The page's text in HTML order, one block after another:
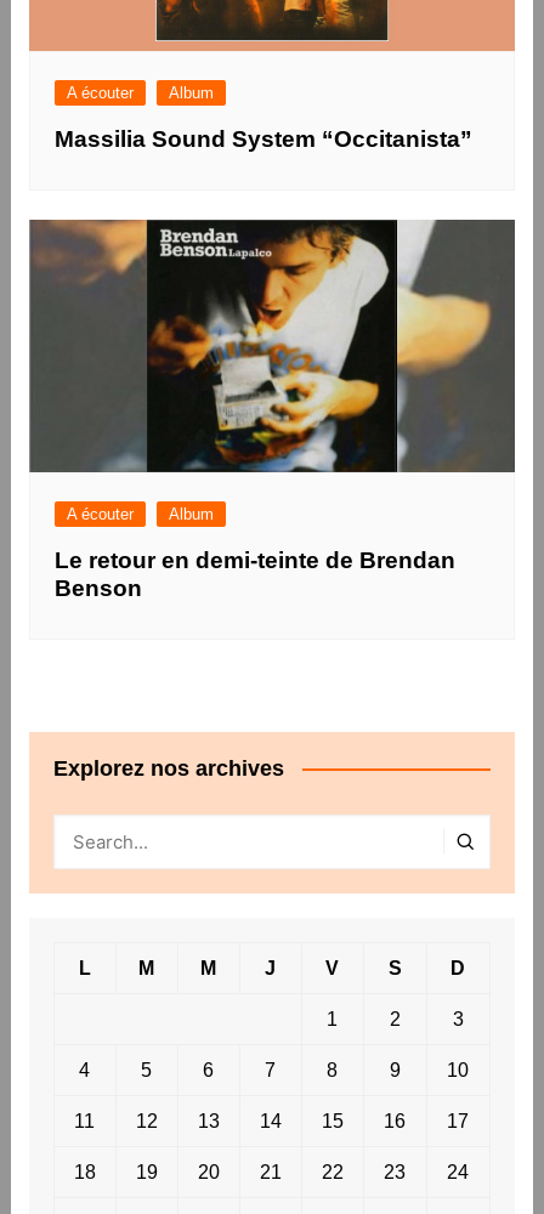
A écouter Album
Massilia Sound System “Occitanista”
A écouter Album
Le retour en demi-teinte de Brendan
Benson
Explorez nos archives
L M M J V S D
1 2 3
4 5 6 7 8 9 10
11 12 13 14 15 16 17
18 19 20 21 22 23 24